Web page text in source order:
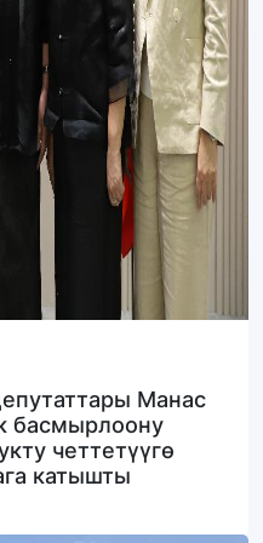
Манас
басмырлоону
четтетүүгө
катышты